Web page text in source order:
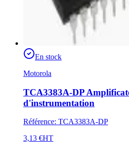
En stock
Motorola
TCA3383A-DP
d'instrumentation
Référence: TCA3383A-DP
3,13 €HT